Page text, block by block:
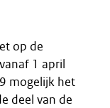
op de
1 april
mogelijk het
deel van de